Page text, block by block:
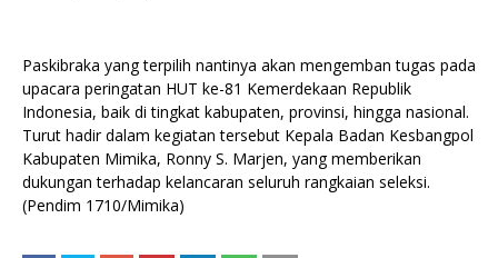
Paskibraka yang terpilih nantinya akan mengemban tugas pada
upacara peringatan HUT ke-81 Kemerdekaan Republik
Indonesia, baik di tingkat kabupaten, provinsi, hingga nasional.
Turut hadir dalam kegiatan tersebut Kepala Badan Kesbangpol
Kabupaten Mimika, Ronny S. Marjen, yang memberikan
dukungan terhadap kelancaran seluruh rangkaian seleksi.
(Pendim 1710/Mimika)